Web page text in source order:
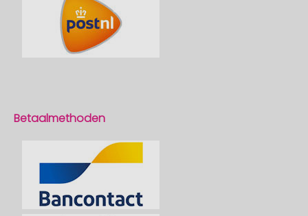
Betaalmethoden